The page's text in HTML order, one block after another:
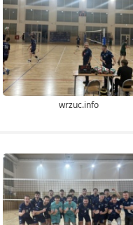
wrzuc.info